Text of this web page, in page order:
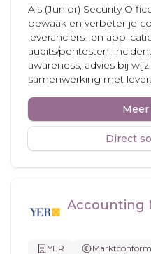
Als (Junior) Security
bewaak en verbeter je
leveranciers- en
audits/pentesten,
awareness, advies bij
samenwerking met
Direct
Accounting
YER Marktconform